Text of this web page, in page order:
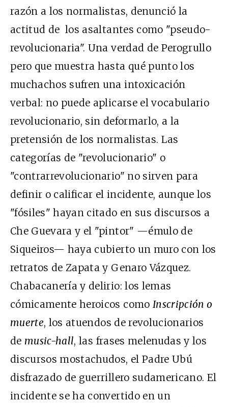
razón a los normalistas, denunció la
actitud de los asaltantes como "pseudo-
revolucionaria". Una verdad de Perogrullo
pero que muestra hasta qué punto los
muchachos sufren una intoxicación
verbal: no puede aplicarse el vocabulario
revolucionario, sin deformarlo, a la
pretensión de los normalistas. Las
categorías de "revolucionario" o
"contrarrevolucionario" no sirven para
definir o calificar el incidente, aunque los
"fósiles" hayan citado en sus discursos a
Che Guevara y el "pintor" —émulo de
Siqueiros— haya cubierto un muro con los
retratos de Zapata y Genaro Vázquez.
Chabacanería y delirio: los lemas
cómicamente heroicos como Inscripción o
muerte, los atuendos de revolucionarios
de music-hall, las frases melenudas y los
discursos mostachudos, el Padre Ubú
disfrazado de guerrillero sudamericano. El
incidente se ha convertido en un